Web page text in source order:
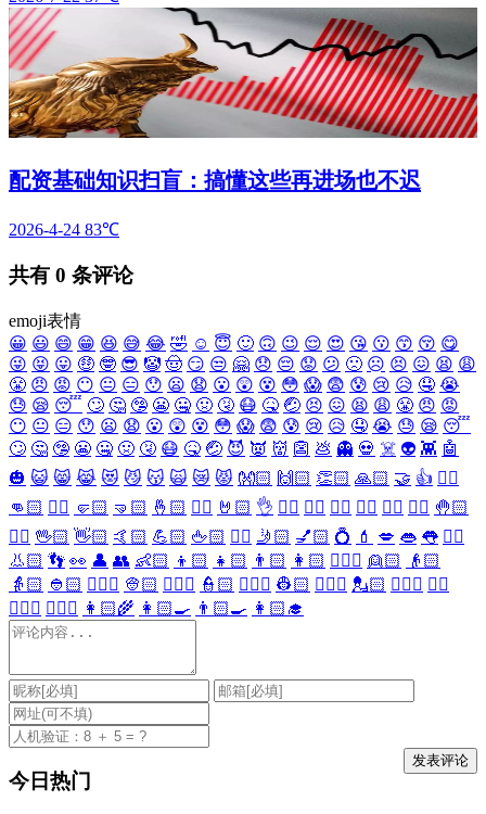
配资基础知识扫盲：搞懂这些再进场也不迟
2026-4-24 83℃
共有 0 条评论
emoji表情
😀 😃 😄 😁 😆 😅 😂 🤣 ☺️ 😇 🙂 🙃 😉 😌 😍 😘 😗 😙 😚 😋
😜 😝 😛 🤑 🤓 😎 🤡 🤠 😏 😒 🤗 😞 😔 😟 😕 🙁 ☹️ 😣 😖 😫 😩
😤 😠 😡 😶 😐 😑 😯 😦 😧 😮 😲 😵 😳 😱 😨 😰 😢 😥 🤤 😭
😓 😪 😴 🙄 🤔 🤥 😬 🤐 🤢 🤧 😷 🤒 🤕 😣 😖 😫 😩 😤 😠 😡
😶 😐 😑 😯 😦 😧 😮 😲 😵 😳 😱 😨 😰 😢 😥 🤤 😭 😓 😪 😴
🙄 🤔 🤥 😬 🤐 🤢 🤧 😷 🤒 🤕 😈 👿 👹 👺 💩 👻 💀 ☠️ 👽 👾 🤖
🎃 😺 😸 😹 😻 😼 😽 🙀 😿 😾 👐🏻 🙌🏻 👏🏻 🙏🏻 🤝 👍 👎🏻
👊🏻 ✊🏻 🤛🏻 🤜🏻 🤞🏻 ✌🏻 🤘🏻 👌 👈🏻 👉🏻 👆🏻 👇🏻 ☝🏻 ✋🏻 🤚🏻
🖐🏻 🖖🏻 👋🏻 🤙🏻 💪🏻 🖕🏻 ✍🏻 🤳🏻 💅🏻 💍 💄 💋 👄 👅 👂🏻
👃🏻 👣 👀 👤 👥 👶🏻 👦🏻 👧🏻 👨🏻 👩🏻 👱🏻‍♀️ 👱🏻
👴🏻
👵🏻 👲🏻 👳🏻‍♀️ 👳🏻 👮🏻‍♀️ 👮🏻 👷🏻‍♀️ 👷🏻 💂🏻‍♀️ 💂🏻 🕵🏻‍♀️ 🕵🏻
👩🏻‍⚕️ 👨🏻‍⚕️ 👩🏻‍🌾 👩🏻‍🍳 👨🏻‍🍳 👩🏻‍🎓
今日热门